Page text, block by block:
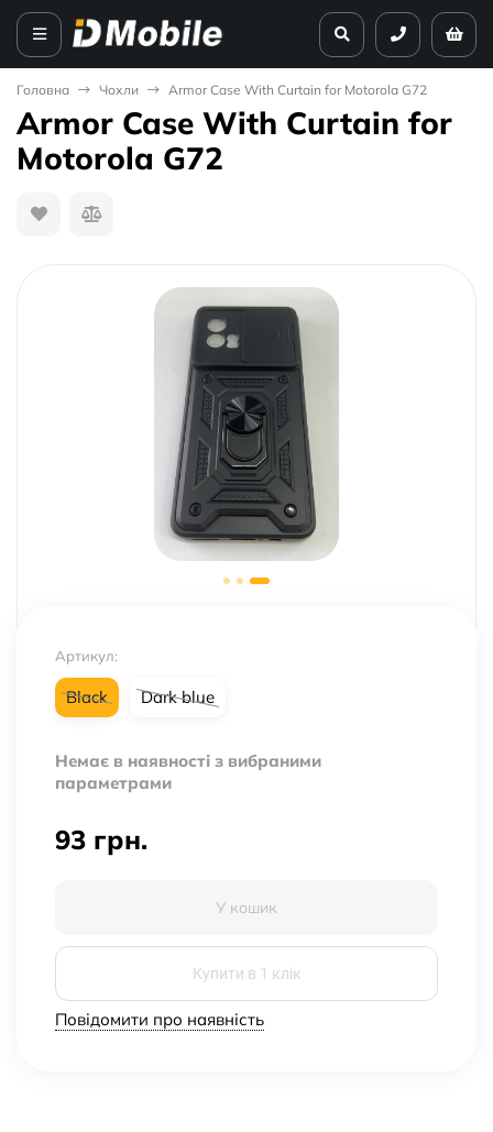
Головна Чохли Armor Case With Curtain for Motorola G72
Armor Case With Curtain for
Motorola G72
Артикул:
Black Dark blue
Немає в наявності з вибраними
параметрами
93 грн.
У кошик
Купити в 1 клік
Повідомити про наявність